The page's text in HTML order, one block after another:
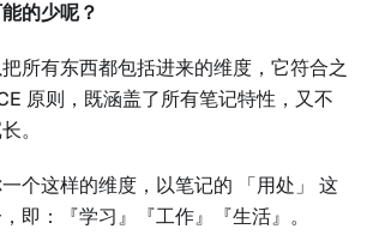
的少呢？
所有东西都包括进来的维度，它符合之
原则，既涵盖了所有笔记特性，又不
。
个这样的维度，以笔记的 「用处」 这
即：『学习』『工作』『生活』。